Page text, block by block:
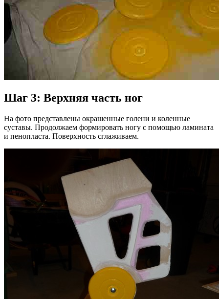
Шаг 3: Верхняя часть ног
На фото представлены окрашенные голени и коленные
суставы. Продолжаем формировать ногу с помощью ламината
и пенопласта. Поверхность сглаживаем.